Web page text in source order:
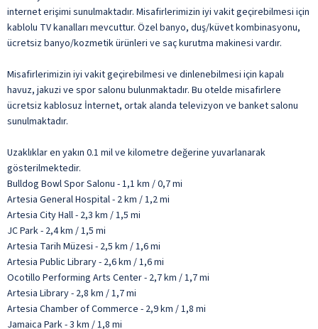
internet erişimi sunulmaktadır. Misafirlerimizin iyi vakit geçirebilmesi için
kablolu TV kanalları mevcuttur. Özel banyo, duş/küvet kombinasyonu,
ücretsiz banyo/kozmetik ürünleri ve saç kurutma makinesi vardır.
Misafirlerimizin iyi vakit geçirebilmesi ve dinlenebilmesi için kapalı
havuz, jakuzi ve spor salonu bulunmaktadır. Bu otelde misafirlere
ücretsiz kablosuz İnternet, ortak alanda televizyon ve banket salonu
sunulmaktadır.
Uzaklıklar en yakın 0.1 mil ve kilometre değerine yuvarlanarak
gösterilmektedir.
Bulldog Bowl Spor Salonu - 1,1 km / 0,7 mi
Artesia General Hospital - 2 km / 1,2 mi
Artesia City Hall - 2,3 km / 1,5 mi
JC Park - 2,4 km / 1,5 mi
Artesia Tarih Müzesi - 2,5 km / 1,6 mi
Artesia Public Library - 2,6 km / 1,6 mi
Ocotillo Performing Arts Center - 2,7 km / 1,7 mi
Artesia Library - 2,8 km / 1,7 mi
Artesia Chamber of Commerce - 2,9 km / 1,8 mi
Jamaica Park - 3 km / 1,8 mi